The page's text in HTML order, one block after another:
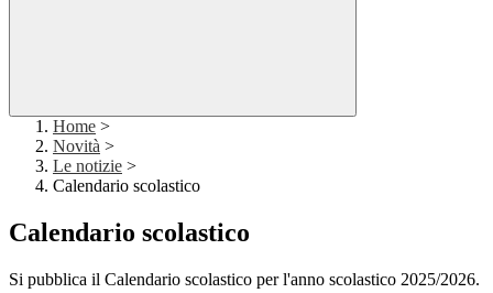
Home >
Novità >
Le notizie >
Calendario scolastico
Calendario scolastico
Si pubblica il Calendario scolastico per l'anno scolastico 2025/2026.